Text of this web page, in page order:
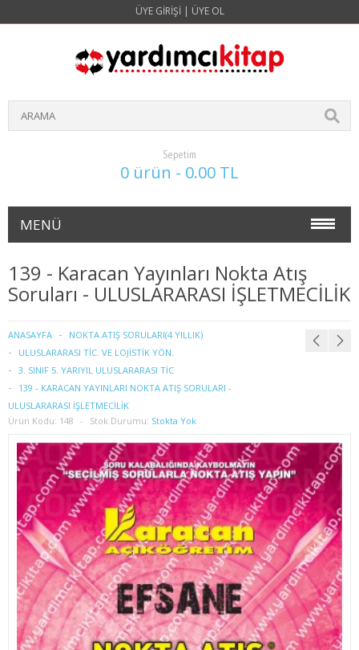
ÜYE GIRIŞI | ÜYE OL
Sepetim
0 ürün - 0.00 TL
MENÜ
İŞLETME
1. SINIF 1. YARIYIL İŞLETME
1. SINIF 2. YARIYIL İŞLETME
2. SINIF 3. YARIYIL İŞLETME
2. SINIF 4. YARIYIL İŞLETME
3. SINIF 5. YARIYIL İŞLETME
3. SINIF 6. YARIYIL İŞLETME
4. SINIF 7. YARIYIL İŞLETME
4. SINIF 8. YARIYIL İŞLETME
İKTİSAT
139 - Karacan Yayınları Nokta Atış
Soruları - ULUSLARARASI İŞLETMECİLİK
ANASAYFA
NOKTA ATIŞ SORULARI(4 YILLIK)
ULUSLARARASI TİC. VE LOJİSTİK YÖN.
3. SINIF 5. YARIYIL ULUSLARARASI TİC
139 - KARACAN YAYINLARI NOKTA ATIŞ SORULARI -
ULUSLARARASI İŞLETMECİLİK
Ürün Kodu: 148 Stok Durumu: Stokta Yok